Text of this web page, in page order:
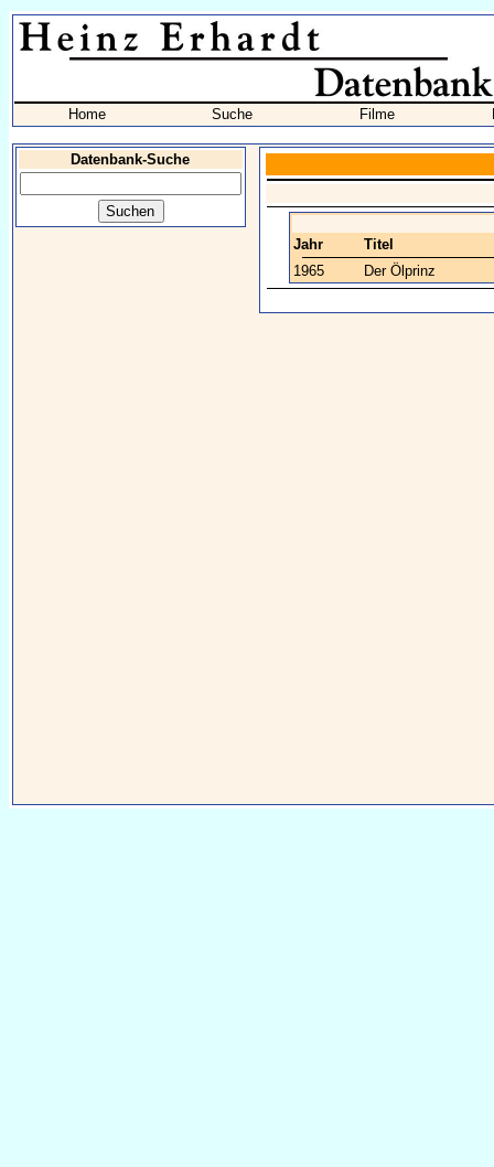
Home Suche Filme
Datenbank-Suche
Jahr
Titel
1965
Der Ölprinz